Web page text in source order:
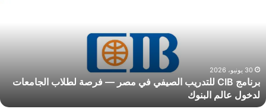
فرصة
لطلاب
الجامعات
لدخول
30 يونيو، 2026
برنامج CIB للتدريب الصيفي في مصر — فرصة لطلاب الجامعات
لدخول عالم البنوك